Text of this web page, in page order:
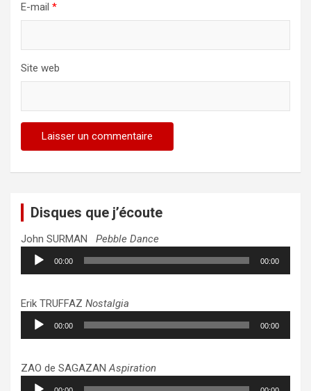
E-mail *
Site web
Disques que j’écoute
John SURMAN Pebble Dance
Lecteur
audio
00:00 00:00
Erik TRUFFAZ Nostalgia
Lecteur
audio
00:00 00:00
ZAO de SAGAZANAspiration
Lecteur